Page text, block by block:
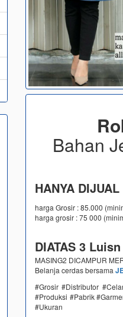
Bahan
HANYA
harga Grosir : 85.000
harga grosir : 75 000
DIATAS 3
MASING2 DICAMPUR
Belanja cerdas bersama
#Grosir #Distributor
#Produksi #Pabrik
#Ukuran